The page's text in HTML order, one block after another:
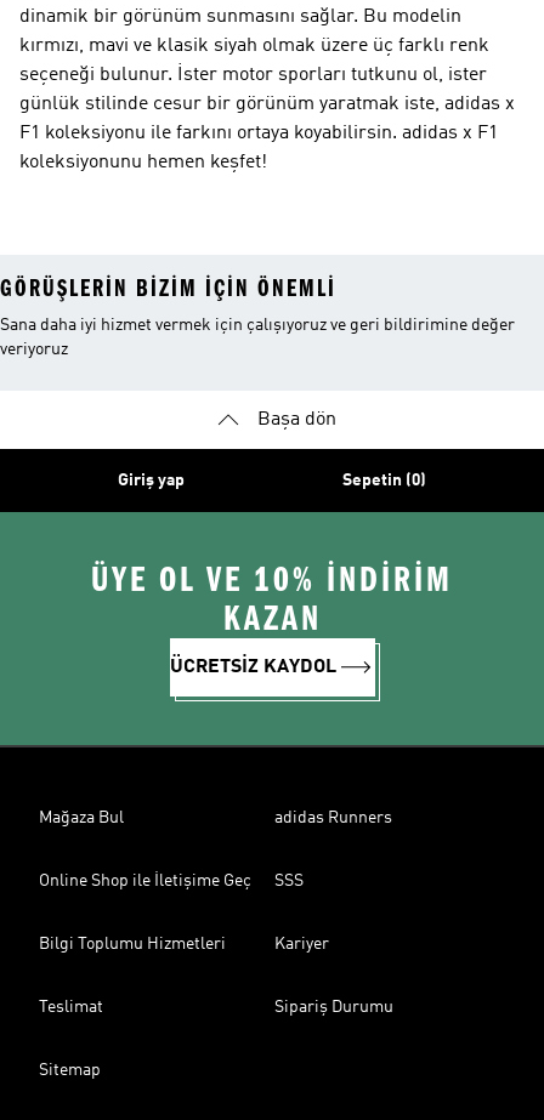
dinamik bir görünüm sunmasını sağlar. Bu modelin
kırmızı, mavi ve klasik siyah olmak üzere üç farklı renk
seçeneği bulunur. İster motor sporları tutkunu ol, ister
günlük stilinde cesur bir görünüm yaratmak iste, adidas x
F1 koleksiyonu ile farkını ortaya koyabilirsin. adidas x F1
koleksiyonunu hemen keşfet!
GÖRÜŞLERIN BIZIM IÇIN ÖNEMLI
Sana daha iyi hizmet vermek için çalışıyoruz ve geri bildirimine değer
veriyoruz
Başa dön
Giriş yap Sepetin (0)
ÜYE OL VE 10% İNDİRİM
KAZAN
ÜCRETSİZ KAYDOL
Mağaza Bul adidas Runners
Online Shop ile İletişime Geç SSS
Bilgi Toplumu Hizmetleri Kariyer
Teslimat Sipariş Durumu
Sitemap